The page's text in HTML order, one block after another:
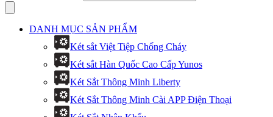
DANH MỤC SẢN PHẨM
Két sắt Việt Tiệp Chống Cháy
Két sắt Hàn Quốc Cao Cấp Yunos
Két Sắt Thông Minh Liberty
Két Sắt Thông Minh Cài APP Điện Thoại